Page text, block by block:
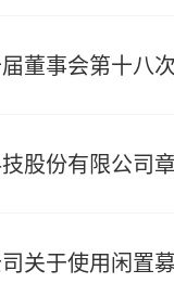
董事会第十八
股份有限公司
关于使用闲置